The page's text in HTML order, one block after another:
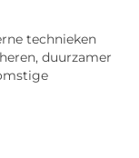
technieken
duurzamer